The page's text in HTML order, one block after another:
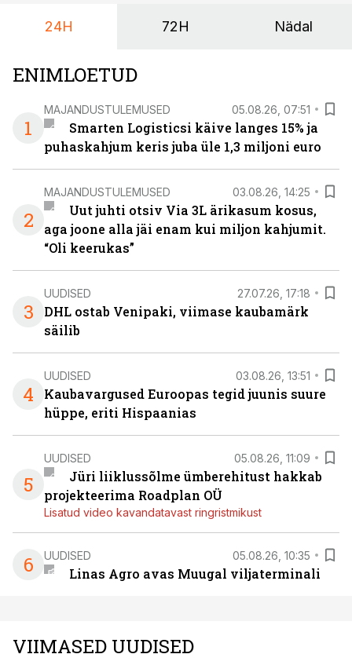
24H 72H Nädal
ENIMLOETUD
1
MAJANDUSTULEMUSED 05.08.26, 07:51
Smarten Logisticsi käive langes 15% ja
puhaskahjum keris juba üle 1,3 miljoni euro
2
MAJANDUSTULEMUSED 03.08.26, 14:25
Uut juhti otsiv Via 3L ärikasum kosus,
aga joone alla jäi enam kui miljon kahjumit.
“Oli keerukas”
3
UUDISED 27.07.26, 17:18
DHL ostab Venipaki, viimase kaubamärk
säilib
4
UUDISED 03.08.26, 13:51
Kaubavargused Euroopas tegid juunis suure
hüppe, eriti Hispaanias
5
UUDISED 05.08.26, 11:09
Jüri liiklussõlme ümberehitust hakkab
projekteerima Roadplan OÜ
Lisatud video kavandatavast ringristmikust
6 UUDISED 05.08.26, 10:35
Linas Agro avas Muugal viljaterminali
VIIMASED UUDISED